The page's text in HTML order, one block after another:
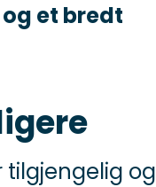
et bredt
tilgjengelig og